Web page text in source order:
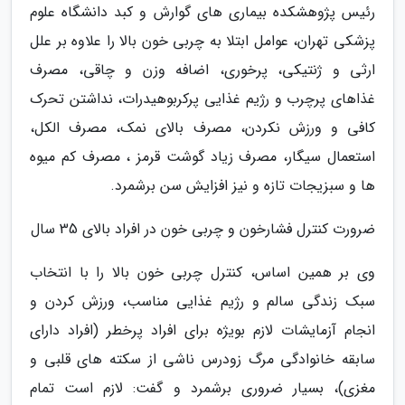
رئیس پژوهشکده بیماری های گوارش و کبد دانشگاه علوم
پزشکی تهران، عوامل ابتلا به چربی خون بالا را علاوه بر علل
ارثی و ژنتیکی، پرخوری، اضافه وزن و چاقی، مصرف
غذاهای پرچرب و رژیم غذایی پرکربوهیدرات، نداشتن تحرک
کافی و ورزش نکردن، مصرف بالای نمک، مصرف الکل،
استعمال سیگار، مصرف زیاد گوشت قرمز ، مصرف کم میوه
ها و سبزیجات تازه و نیز افزایش سن برشمرد.
ضرورت کنترل فشارخون و چربی خون در افراد بالای 35 سال
وی بر همین اساس، کنترل چربی خون بالا را با انتخاب
سبک زندگی سالم و رژیم غذایی مناسب، ورزش کردن و
انجام آزمایشات لازم بویژه برای افراد پرخطر (افراد دارای
سابقه خانوادگی مرگ زودرس ناشی از سکته های قلبی و
مغزی)، بسیار ضروری برشمرد و گفت: لازم است تمام